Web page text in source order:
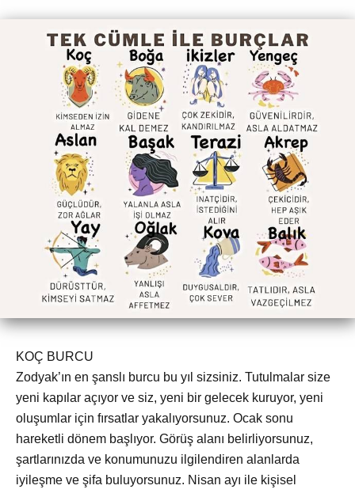
KOÇ BURCU
Zodyak’ın en şanslı burcu bu yıl sizsiniz. Tutulmalar size
yeni kapılar açıyor ve siz, yeni bir gelecek kuruyor, yeni
oluşumlar için fırsatlar yakalıyorsunuz. Ocak sonu
hareketli dönem başlıyor. Görüş alanı belirliyorsunuz,
şartlarınızda ve konumunuzu ilgilendiren alanlarda
iyileşme ve şifa buluyorsunuz. Nisan ayı ile kişisel